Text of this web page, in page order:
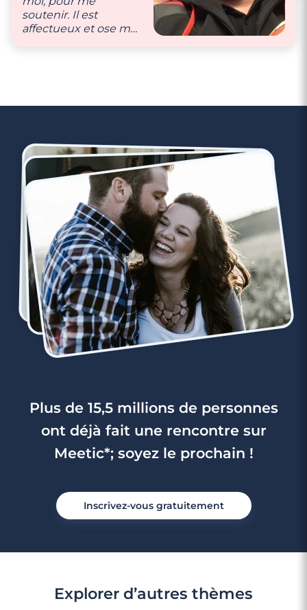
beaucoup ensemble."
soutenir. Il est
affectueux et ose me
Plus de 15,5 millions de personnes
ont déjà fait une rencontre sur
Meetic*; soyez le prochain !
Inscrivez-vous gratuitement
Explorer d’autres thèmes